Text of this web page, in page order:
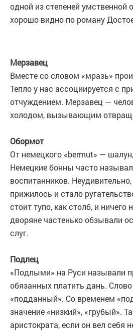
одной из степеней умственной
хорошо видно по роману
Мерзавец
Вместе со словом «мразь»
Тепло у нас ассоциируется с
отчуждением. Мерзавец —
холодом, вызывающим
Обормот
От немецкого «bermut» —
Немецкие бонны часто
воспитанников.
прижилось и стало
стоит тупо, как столб, и ничего
дворяне частенько обзывали
слуг.
Подлец
«Подлыми» на Руси называли
обязанных платить дань.
«подданный». Со временем
значение «низкий», «грубый».
аристократа, если он вел себя